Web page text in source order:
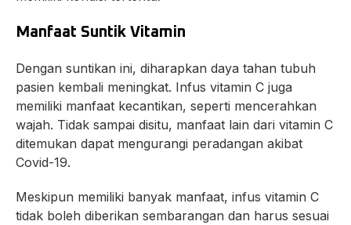
Manfaat Suntik Vitamin
Dengan suntikan ini, diharapkan daya tahan tubuh
pasien kembali meningkat. Infus vitamin C juga
memiliki manfaat kecantikan, seperti mencerahkan
wajah. Tidak sampai disitu, manfaat lain dari vitamin C
ditemukan dapat mengurangi peradangan akibat
Covid-19.
Meskipun memiliki banyak manfaat, infus vitamin C
tidak boleh diberikan sembarangan dan harus sesuai